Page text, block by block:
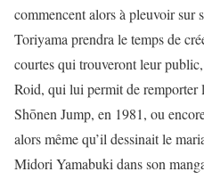
commencent alors à pleuvoir sur
Toriyama prendra le temps de
courtes qui trouveront leur
Roid, qui lui permit de remporter
Shōnen Jump, en 1981, ou
alors même qu’il dessinait le
Midori Yamabuki dans son